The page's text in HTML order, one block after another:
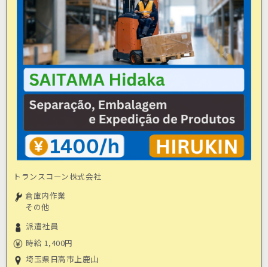
トランスコーン株式会社
倉庫内作業
その他
派遣社員
時給 1,400円
埼玉県日高市上鹿山